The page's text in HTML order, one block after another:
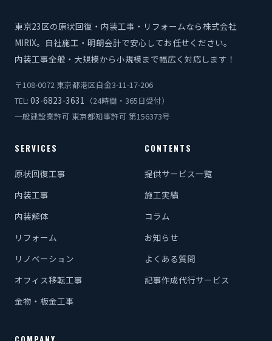
東京23区の原状回復・内装工事・リフォームなら株式会社
MIRIX。自社施工・明朗会計で安心してお任せください。
内装工事全般・大規模から小規模まで幅広く対応します！
〒108-0072 東京都港区白金3-11-17-206
TEL: 03-6823-3631
（24時間・365日受付）
一般建設業許可 東京都知事許可 第156373号
SERVICES
原状回復工事
内装工事
内装解体
リフォーム
リノベーション
オフィス移転工事
金物・板金工事
CONTENTS
提供サービス一覧
施工実績
コラム
お知らせ
よくある質問
記事作成代行サービス